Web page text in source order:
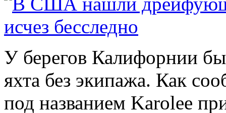
У берегов Калифорнии
яхта без экипажа. Как
под названием Karolee